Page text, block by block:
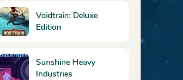
Voidtrain: Deluxe
Edition
Sunshine Heavy
Industries